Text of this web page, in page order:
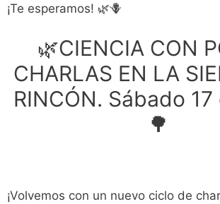
¡Te esperamos! 🌿🪻
🌿CIENCIA CON
CHARLAS EN LA
RINCÓN. Sábado
🌳
¡Volvemos con un nuevo ciclo de